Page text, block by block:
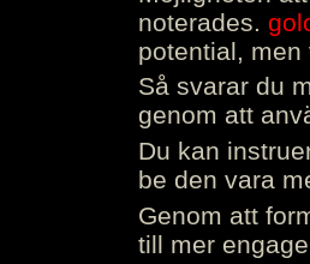
noterades.
potential, men
Så svarar du
genom att
Du kan
be den vara
Genom att
till mer